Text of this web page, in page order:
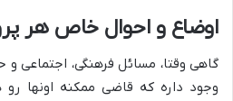
اوضاع و احوال خاص هر
گاهی وقتا، مسائل فرهنگی، اجتماعی
وجود داره که قاضی ممکنه اونها رو